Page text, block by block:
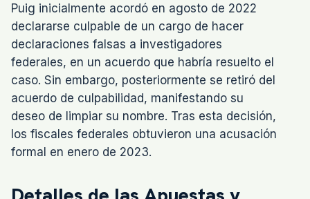
Puig inicialmente acordó en agosto de 2022
declararse culpable de un cargo de hacer
declaraciones falsas a investigadores
federales, en un acuerdo que habría resuelto el
caso. Sin embargo, posteriormente se retiró del
acuerdo de culpabilidad, manifestando su
deseo de limpiar su nombre. Tras esta decisión,
los fiscales federales obtuvieron una acusación
formal en enero de 2023.